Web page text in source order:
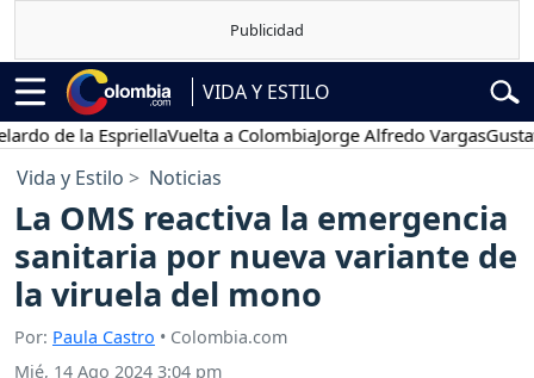
VIDA Y ESTILO
de la EspriellaVuelta a ColombiaJorge Alfredo VargasGustavo
Vida y Estilo Noticias
La OMS reactiva la emergencia
sanitaria por nueva variante de
la viruela del mono
Por: Paula Castro • Colombia.com
Mié, 14 Ago 2024 3:04 pm